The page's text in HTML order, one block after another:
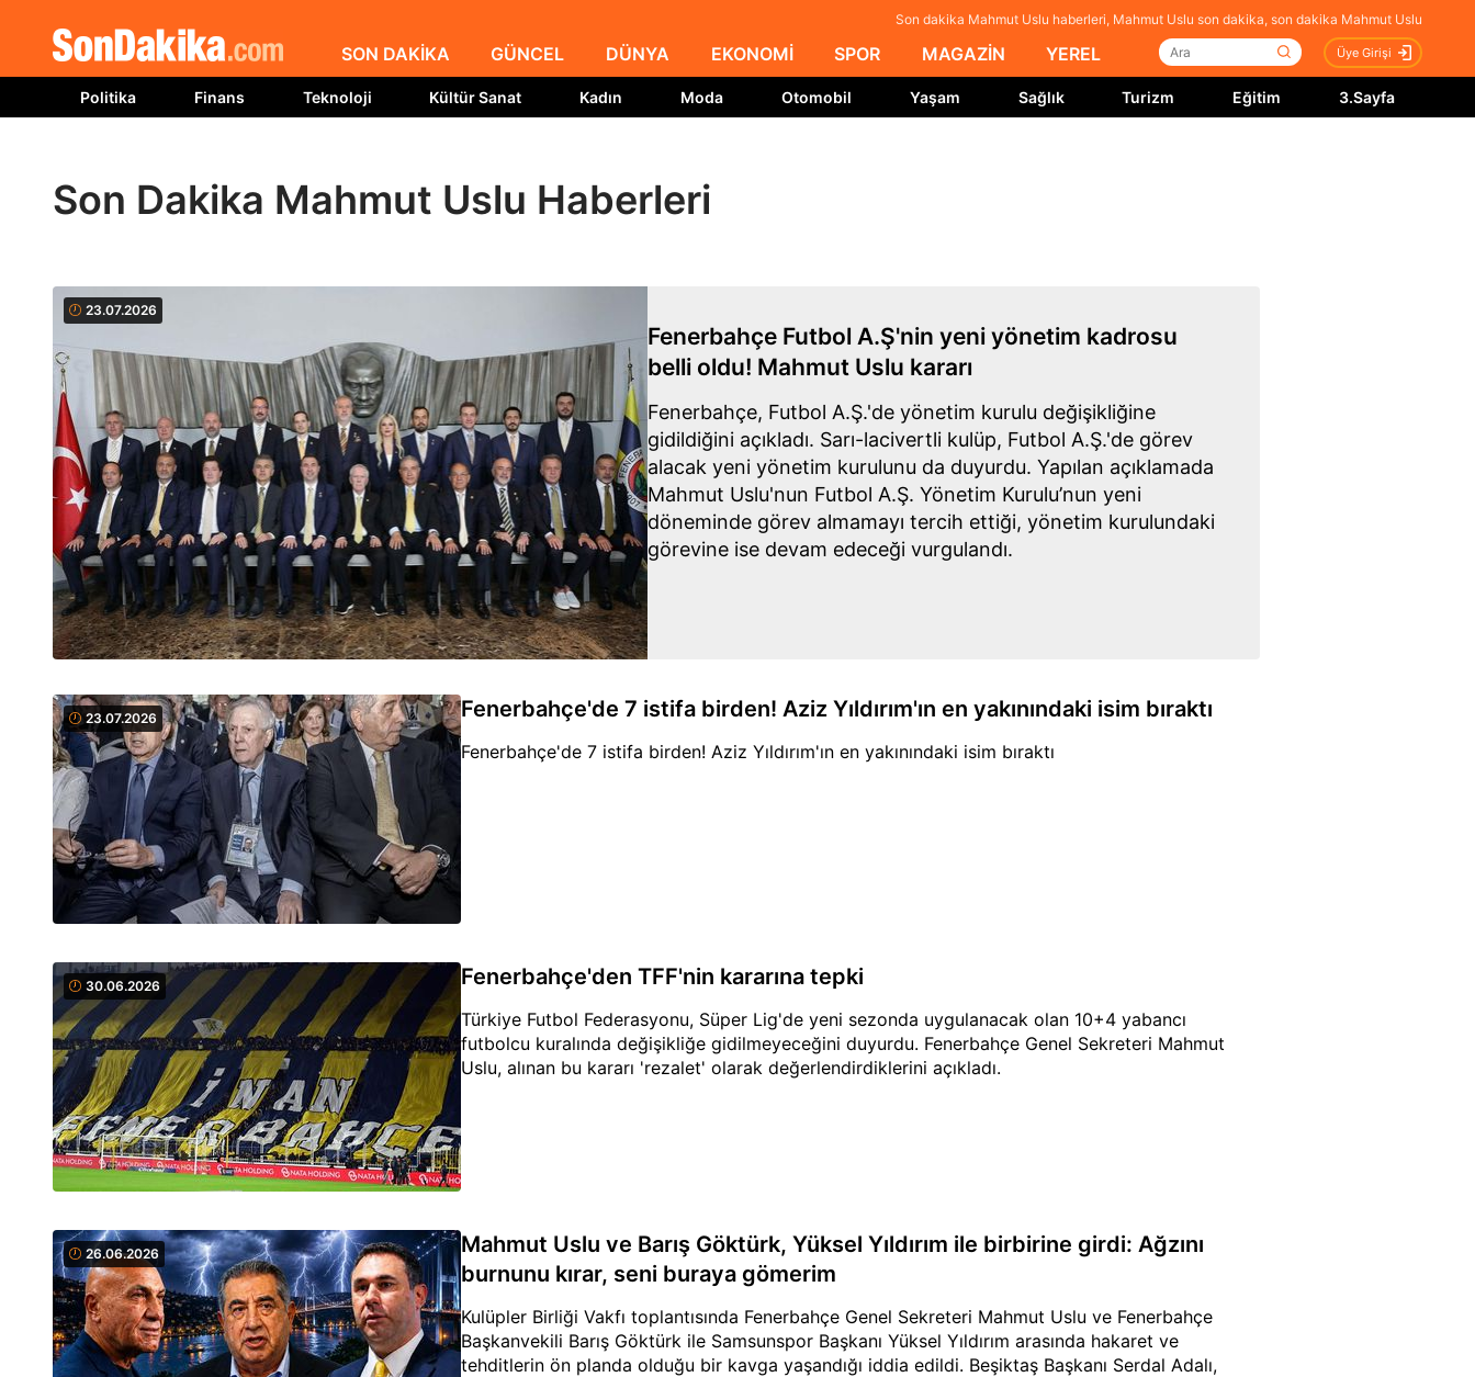
Son dakika Mahmut Uslu haberleri, Mahmut Uslu son dakika, son dakika Mahmut Uslu
SON DAKİKA GÜNCEL DÜNYA EKONOMİ SPOR MAGAZİN YEREL Üye Girişi
Politika Finans Teknoloji Kültür Sanat Kadın Moda Otomobil Yaşam Sağlık Turizm Eğitim 3.Sayfa
Son Dakika Mahmut Uslu Haberleri
23.07.2026
Fenerbahçe Futbol A.Ş'nin yeni yönetim kadrosu
belli oldu! Mahmut Uslu kararı
Fenerbahçe, Futbol A.Ş.'de yönetim kurulu değişikliğine
gidildiğini açıkladı. Sarı-lacivertli kulüp, Futbol A.Ş.'de görev
alacak yeni yönetim kurulunu da duyurdu. Yapılan açıklamada
Mahmut Uslu'nun Futbol A.Ş. Yönetim Kurulu’nun yeni
döneminde görev almamayı tercih ettiği, yönetim kurulundaki
görevine ise devam edeceği vurgulandı.
23.07.2026 Fenerbahçe'de 7 istifa birden! Aziz Yıldırım'ın en yakınındaki isim bıraktı
Fenerbahçe'de 7 istifa birden! Aziz Yıldırım'ın en yakınındaki isim bıraktı
30.06.2026 Fenerbahçe'den TFF'nin kararına tepki
Türkiye Futbol Federasyonu, Süper Lig'de yeni sezonda uygulanacak olan 10+4 yabancı
futbolcu kuralında değişikliğe gidilmeyeceğini duyurdu. Fenerbahçe Genel Sekreteri Mahmut
Uslu, alınan bu kararı 'rezalet' olarak değerlendirdiklerini açıkladı.
26.06.2026
Mahmut Uslu ve Barış Göktürk, Yüksel Yıldırım ile birbirine girdi: Ağzını
burnunu kırar, seni buraya gömerim
Kulüpler Birliği Vakfı toplantısında Fenerbahçe Genel Sekreteri Mahmut Uslu ve Fenerbahçe
Başkanvekili Barış Göktürk ile Samsunspor Başkanı Yüksel Yıldırım arasında hakaret ve
tehditlerin ön planda olduğu bir kavga yaşandığı iddia edildi. Beşiktaş Başkanı Serdal Adalı,